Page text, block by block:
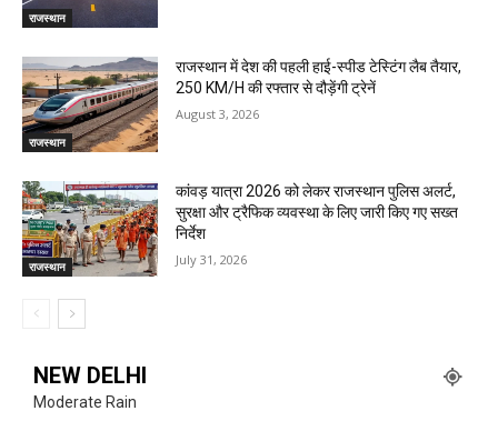
राजस्थान
राजस्थान
राजस्थान में देश की पहली हाई-स्पीड टेस्टिंग लैब तैयार,
250 KM/H की रफ्तार से दौड़ेंगी ट्रेनें
August 3, 2026
राजस्थान
कांवड़ यात्रा 2026 को लेकर राजस्थान पुलिस अलर्ट,
सुरक्षा और ट्रैफिक व्यवस्था के लिए जारी किए गए सख्त
निर्देश
July 31, 2026
NEW DELHI
Moderate Rain